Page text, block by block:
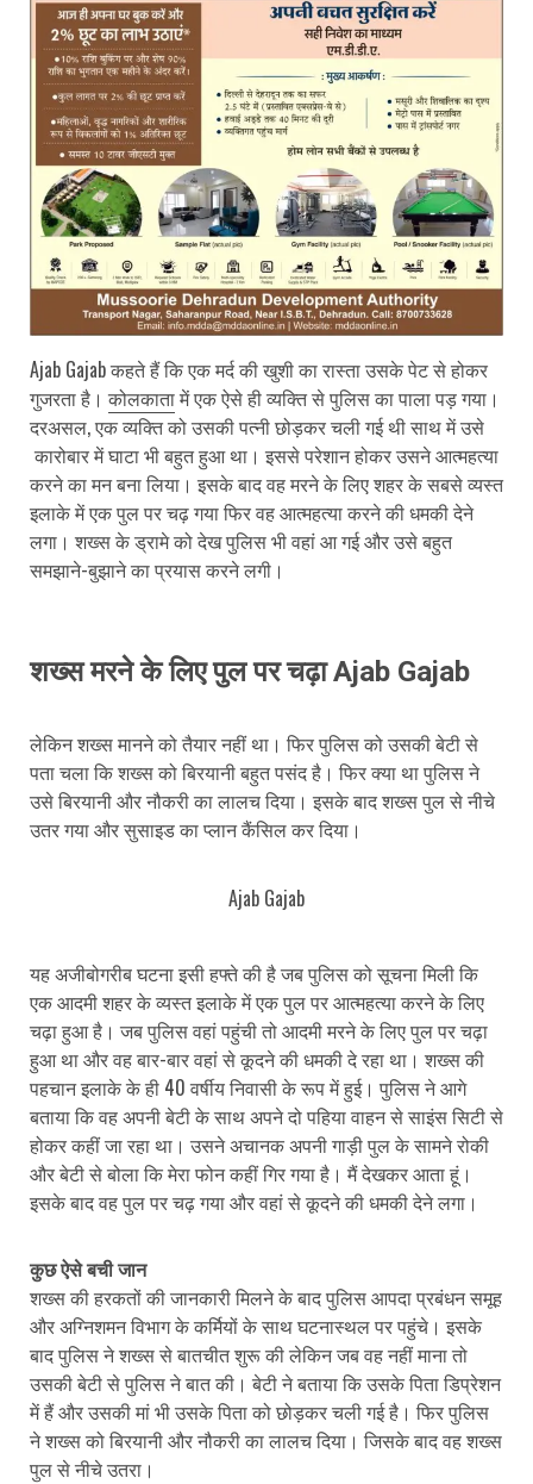
Ajab Gajab कहते हैं कि एक मर्द की खुशी का रास्ता उसके पेट से होकर
गुजरता है। कोलकातामें एक ऐसे ही व्यक्ति से पुलिस का पाला पड़ गया।
दरअसल, एक व्यक्ति को उसकी पत्नी छोड़कर चली गई थी साथ में उसे
कारोबार में घाटा भी बहुत हुआ था। इससे परेशान होकर उसने आत्महत्या
करने का मन बना लिया। इसके बाद वह मरने के लिए शहर के सबसे व्यस्त
इलाके में एक पुल पर चढ़ गया फिर वह आत्महत्या करने की धमकी देने
लगा। शख्स के ड्रामे को देख पुलिस भी वहां आ गई और उसे बहुत
समझाने-बुझाने का प्रयास करने लगी।
शख्स मरने के लिए पुल पर चढ़ा Ajab Gajab
लेकिन शख्स मानने को तैयार नहीं था। फिर पुलिस को उसकी बेटी से
पता चला कि शख्स को बिरयानी बहुत पसंद है। फिर क्या था पुलिस ने
उसे बिरयानी और नौकरी का लालच दिया। इसके बाद शख्स पुल से नीचे
उतर गया और सुसाइड का प्लान कैंसिल कर दिया।
Ajab Gajab
यह अजीबोगरीब घटना इसी हफ्ते की है जब पुलिस को सूचना मिली कि
एक आदमी शहर के व्यस्त इलाके में एक पुल पर आत्महत्या करने के लिए
चढ़ा हुआ है। जब पुलिस वहां पहुंची तो आदमी मरने के लिए पुल पर चढ़ा
हुआ था और वह बार-बार वहां से कूदने की धमकी दे रहा था। शख्स की
पहचान इलाके के ही 40 वर्षीय निवासी के रूप में हुई। पुलिस ने आगे
बताया कि वह अपनी बेटी के साथ अपने दो पहिया वाहन से साइंस सिटी से
होकर कहीं जा रहा था। उसने अचानक अपनी गाड़ी पुल के सामने रोकी
और बेटी से बोला कि मेरा फोन कहीं गिर गया है। मैं देखकर आता हूं।
इसके बाद वह पुल पर चढ़ गया और वहां से कूदने की धमकी देने लगा।
कुछ ऐसे बची जान
शख्स की हरकतों की जानकारी मिलने के बाद पुलिस आपदा प्रबंधन समूह
और अग्निशमन विभाग के कर्मियों के साथ घटनास्थल पर पहुंचे। इसके
बाद पुलिस ने शख्स से बातचीत शुरू की लेकिन जब वह नहीं माना तो
उसकी बेटी से पुलिस ने बात की। बेटी ने बताया कि उसके पिता डिप्रेशन
में हैं और उसकी मां भी उसके पिता को छोड़कर चली गई है। फिर पुलिस
ने शख्स को बिरयानी और नौकरी का लालच दिया। जिसके बाद वह शख्स
पुल से नीचे उतरा।